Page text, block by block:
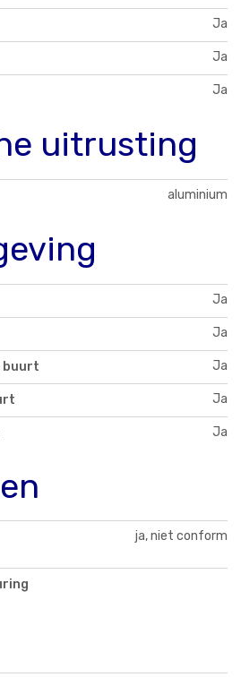
Ja
Ja
Ja
uitrusting
aluminium
Ja
Ja
buurt Ja
Ja
Ja
ja, niet conform